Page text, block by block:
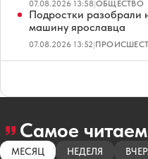
07.08.2026 13:58|ОБЩЕСТВО
Подростки разобрали
машину ярославца
07.08.2026 13:52|
Самое
МЕСЯЦ НЕДЕЛЯ